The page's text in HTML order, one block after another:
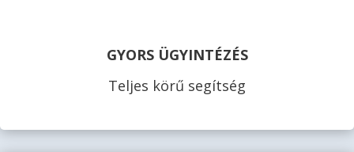
GYORS ÜGYINTÉZÉS
Teljes körű segítség